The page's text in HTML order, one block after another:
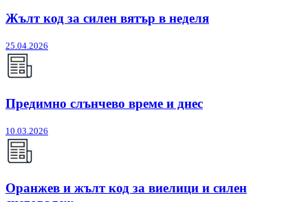
Жълт код за силен вятър в неделя
25.04.2026
Предимно слънчево време и днес
10.03.2026
Оранжев и жълт код за виелици и силен